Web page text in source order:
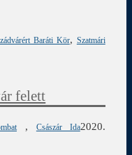
Baráti Kör, Szatmári
felett
, Császár Ida2020.